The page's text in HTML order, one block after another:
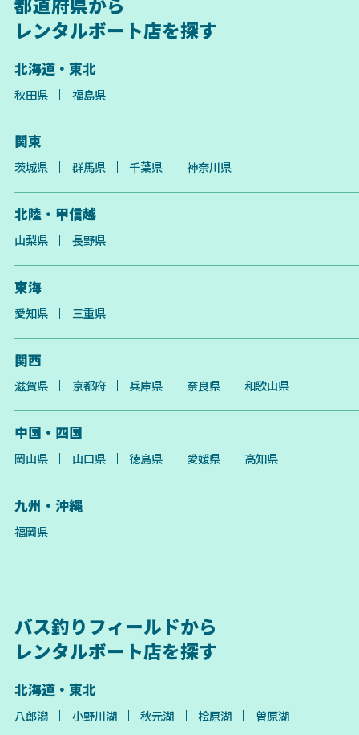
レンタルボート店を探す
北海道・東北
秋田県 福島県
関東
茨城県 群馬県 千葉県 神奈川県
北陸・甲信越
山梨県 長野県
東海
愛知県 三重県
関西
滋賀県 京都府 兵庫県 奈良県 和歌山県
中国・四国
岡山県 山口県 徳島県 愛媛県 高知県
九州・沖縄
福岡県
バス釣りフィールドから
レンタルボート店を探す
北海道・東北
八郎潟 小野川湖 秋元湖 桧原湖 曽原湖